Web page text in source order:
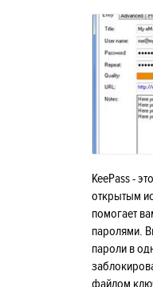
KeePass -
открытым
помогает
паролями.
пароли в